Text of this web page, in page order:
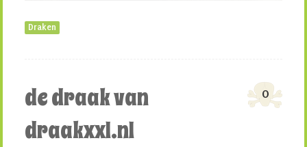
Draken
de draak van
draakxxl.nl
0